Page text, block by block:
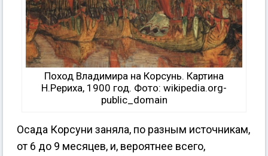
Поход Владимира на Корсунь. Картина
Н.Рериха, 1900 год. Фото: wikipedia.org-
public_domain
Осада Корсуни заняла, по разным источникам,
от 6 до 9 месяцев, и, вероятнее всего,